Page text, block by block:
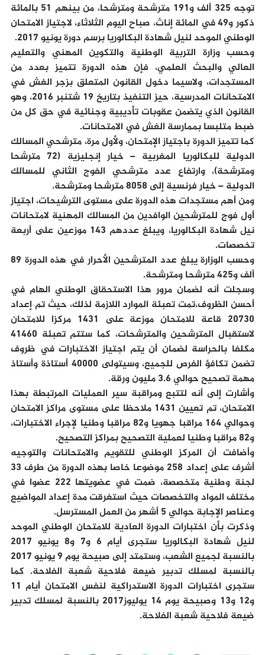
توجه 325 ألف و191 مترشحة ومترشحا، من بينهم 51 بالمائة
ذكور و49 في المائة إناث، صباح اليوم الثلاثاء، لاجتياز الامتحان
الوطني الموحد لنيل شهادة البكالوريا برسم دورة يونيو 2017.
وحسب وزارة التربية الوطنية والتكوين المهني والتعليم
العالي والبحث العلمي، فإن هذه الدورة تتميز بعدد من
المستجدات، ولاسيما دخول القانون المتعلق بزجر الغش في
الامتحانات المدرسية، حيز التنفيذ بتاريخ 19 شتنبر 2016، وهو
القانون الذي يتضمن عقوبات تأديبية وجنائية في حق كل من
ضبط متلبسا بممارسة الغش في الامتحانات.
كما تتميز الدورة باجتياز الإمتحان، ولأول مرة، مترشحي المسالك
الدولية للبكالوريا المغربية – خيار إنجليزية (72 مترشحا
ومترشحة)، وارتفاع عدد مترشحي الفوج الثاني للمسالك
الدولية – خيار فرنسية إلى 8058 مترشحا ومترشحة.
ومن أهم مستجدات هذه الدورة على مستوى الترشيحات، اجتياز
أول فوج للمترشحين الوافدين من المسالك المهنية لامتحانات
نيل شهادة البكالوريا، ويبلغ عددهم 143 موزعين على أربعة
تخصصات.
وحسب الوزارة يبلغ عدد المترشحين الأحرار في هذه الدورة 89
ألف و425 مترشحا ومترشحة.
وسجلت أنه لضمان مرور هذا الاستحقاق الوطني الهام في
أحسن الظروف،تمت تعبئة الموارد اللازمة لذلك، حيث تم إعداد
20730 قاعة للامتحان موزعة على 1431 مركزا للامتحان
لاستقبال المترشحين والمترشحات، كما ستتم تعبئة 41460
مكلفا بالحراسة لضمان أن يتم اجتياز الاختبارات في ظروف
تضمن تكافؤ الفرص للجميع، وسيتولى 40000 أستاذة وأستاذ
مهمة تصحيح حوالي 3.6 مليون ورقة.
وأشارت إلى أنه لتتبع ومراقبة سير العمليات المرتبطة بهذا
الامتحان، تم تعيين 1431 ملاحظا على مستوى مراكز الامتحان
وحوالي 164 مراقبا جهويا و82 مراقبا وطنيا لإجراء الاختبارات،
و82 مراقبا وطنيا لعملية التصحيح بمراكز التصحيح.
وأضافت أن المركز الوطني للتقويم والامتحانات والتوجيه
أشرف على إعداد 258 موضوعا خاصا بهذه الدورة من طرف 33
لجنة وطنية متخصصة، ضمت في عضويتها 222 عضوا في
مختلف المواد والتخصصات حيث استغرقت مدة إعداد المواضيع
وعناصر الإجابة حوالي 5 أشهر من العمل المسترسل.
وذكرت بأن اختبارات الدورة العادية للامتحان الوطني الموحد
لنيل شهادة البكالوريا ستجرى أيام 6 و7 و8 يونيو 2017
بالنسبة لجميع الشعب، وستمتد إلى صبيحة يوم 9 يونيو 2017
بالنسبة لمسلك تدبير ضيعة فلاحية شعبة الفلاحة. كما
ستجرى اختبارات الدورة الاستدراكية لنفس الامتحان أيام 11
و12 و13 وصبيحة يوم 14 يوليوز2017 بالنسبة لمسلك تدبير
ضيعة فلاحية شعبة الفلاحة.